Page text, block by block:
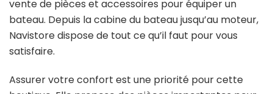
vente de pièces et accessoires pour équiper un
bateau. Depuis la cabine du bateau jusqu’au moteur,
Navistore dispose de tout ce qu’il faut pour vous
satisfaire.
Assurer votre confort est une priorité pour cette